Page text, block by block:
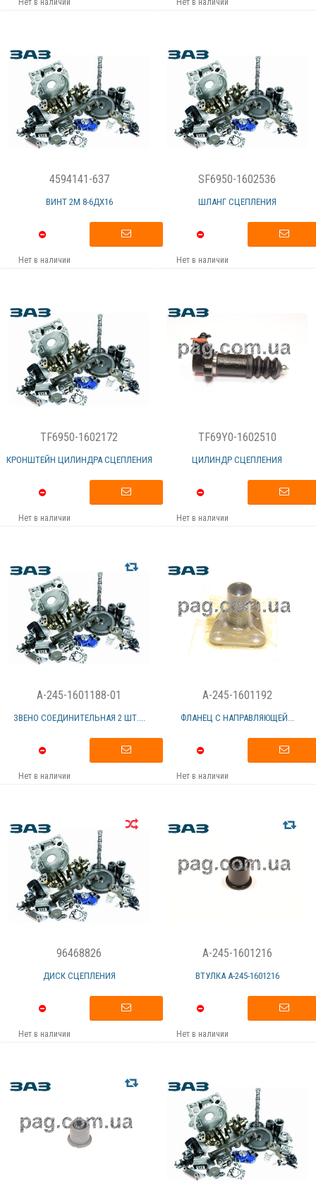
4594141-637
ВИНТ 2М 8-6ДХ16
Нет в наличии
SF6950-1602536
ШЛАНГ СЦЕПЛЕНИЯ
Нет в наличии
TF6950-1602172
КРОНШТЕЙН ЦИЛИНДРА СЦЕПЛЕНИЯ
Нет в наличии
TF69Y0-1602510
ЦИЛИНДР СЦЕПЛЕНИЯ
Нет в наличии
A-245-1601188-01
ЗВЕНО СОЕДИНИТЕЛЬНАЯ 2 ШТ....
Нет в наличии
A-245-1601192
ФЛАНЕЦ С НАПРАВЛЯЮЩЕЙ...
Нет в наличии
96468826
ДИСК СЦЕПЛЕНИЯ
Нет в наличии
A-245-1601216
ВТУЛКА А-245-1601216
Нет в наличии